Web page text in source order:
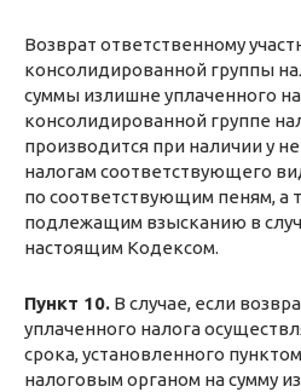
Возврат ответственному
консолидированной группы
суммы излишне уплаченного
консолидированной группе
производится при наличии у
налогам соответствующего
по соответствующим пеням, а
подлежащим взысканию в
настоящим Кодексом.
Пункт 10. В случае, если
уплаченного налога
срока, установленного
налоговым органом на сумму